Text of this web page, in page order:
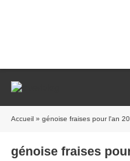
Accueil » génoise fraises pour l'an
génoise fraises